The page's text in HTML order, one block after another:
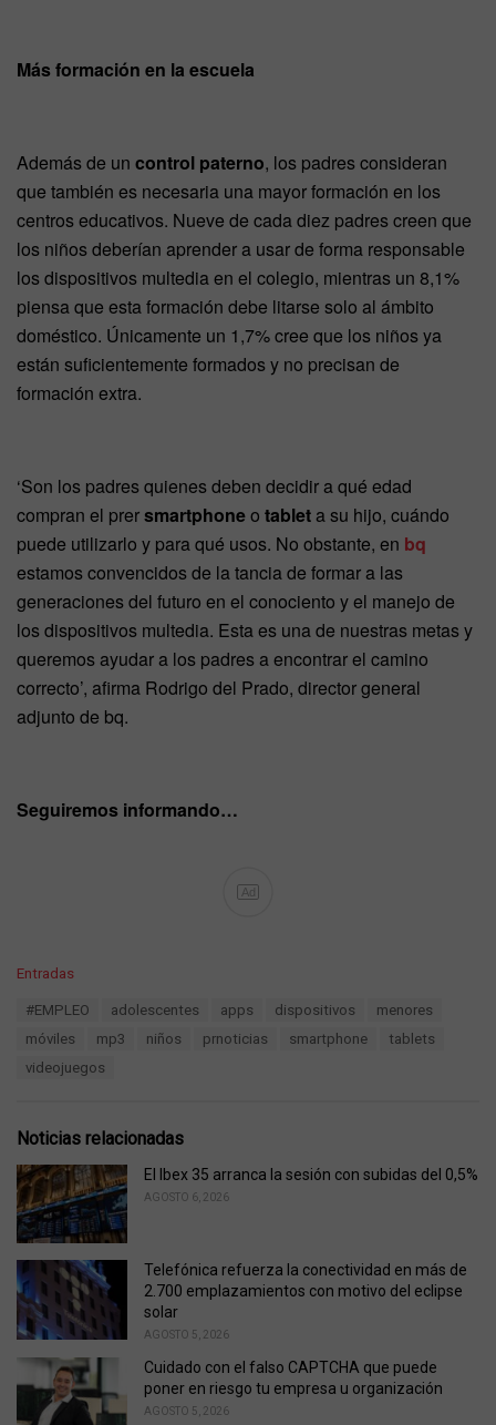
Más formación en la escuela
Además de un control paterno, los padres consideran
que también es necesaria una mayor formación en los
centros educativos. Nueve de cada diez padres creen que
los niños deberían aprender a usar de forma responsable
los dispositivos multedia en el colegio, mientras un 8,1%
piensa que esta formación debe litarse solo al ámbito
doméstico. Únicamente un 1,7% cree que los niños ya
están suficientemente formados y no precisan de
formación extra.
‘Son los padres quienes deben decidir a qué edad
compran el prersmartphoneo tableta su hijo, cuándo
puede utilizarlo y para qué usos. No obstante, en bq
estamos convencidos de la tancia de formar a las
generaciones del futuro en el conociento y el manejo de
los dispositivos multedia. Esta es una de nuestras metas y
queremos ayudar a los padres a encontrar el camino
correcto’, afirma Rodrigo del Prado, director general
adjunto de bq.
Seguiremos informando…
Ad
C
e
:
Entradas
#EMPLEO adolescentes apps dispositivos
menores
móviles
mp3 niños prnoticias smartphone
tablets
videojuegos
Noticias relacionadas
El Ibex 35 arranca la sesión con subidas del 0,5%
AGOSTO 6, 2026
Telefónica refuerza la conectividad en más de
2.700 emplazamientos con motivo del eclipse
solar
AGOSTO 5, 2026
Cuidado con el falso CAPTCHA que puede
poner en riesgo tu empresa u organización
AGOSTO 5, 2026